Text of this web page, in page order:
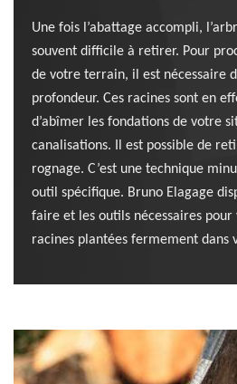
Une fois l’abattage accompli,
souvent difficile à retirer. Pour
de votre terrain, il est nécessaire
profondeur. Ces racines sont en
d’abîmer les fondations de votre
canalisations. Il est possible de
rognage. C’est une technique
outil spécifique. Bruno Elagage
faire et les outils nécessaires pour
racines plantées fermement dans